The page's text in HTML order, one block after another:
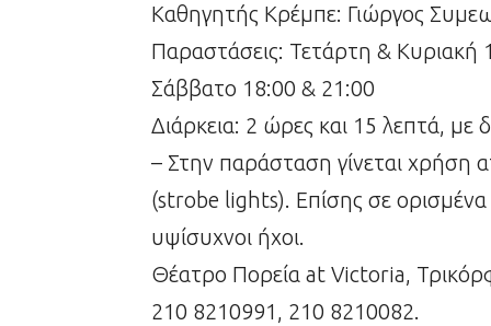
Καθηγητής Κρέμπε: Γιώργος
Παραστάσεις: Τετάρτη &
Σάββατο 18:00 & 21:00
Διάρκεια: 2 ώρες και 15 λεπτά, με
– Στην παράσταση γίνεται
(strobe lights). Επίσης σε
υψίσυχνοι ήχοι.
Θέατρο Πορεία at Victoria,
210 8210991, 210 8210082.